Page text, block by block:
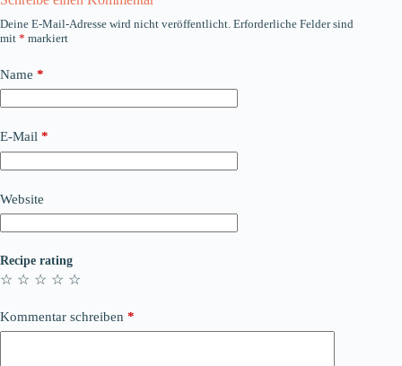
Deine E-Mail-Adresse wird nicht veröffentlicht. Erforderliche Felder sind
mit * markiert
Name *
E-Mail *
Website
Recipe rating
☆
☆
☆
☆
☆
Kommentar schreiben *